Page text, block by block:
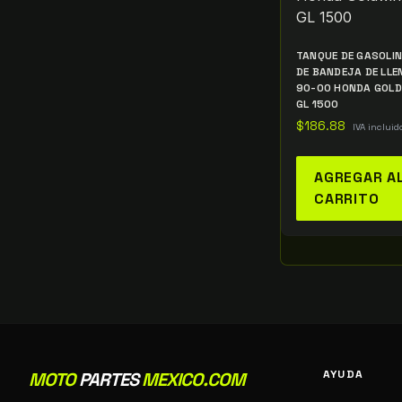
TANQUE DE
DE BANDEJA DE
90-00 HONDA
GL 1500
$186.88 IVA
AGREGAR
CARRITO
MOTOPARTESMEXICO.COM AYUDA